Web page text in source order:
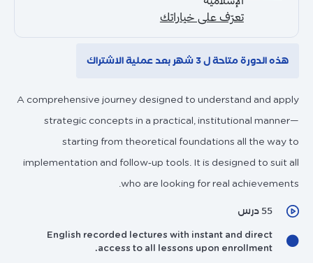
هذه الدورة متاحة ل 3 شهر بعد عملية الاشتراك
A comprehensive journey designed to understand and apply
strategic concepts in a practical, institutional manner—
starting from theoretical foundations all the way to
implementation and follow‑up tools. It is designed to suit all
who are looking for real achievements.
55 درس
English recorded lectures with instant and direct
access to all lessons upon enrollment.